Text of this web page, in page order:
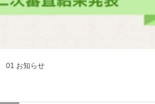
01 お知らせ